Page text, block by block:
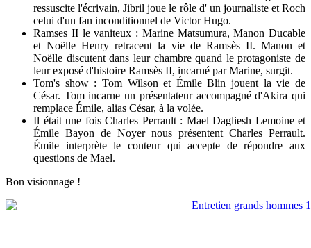
ressuscite l'écrivain, Jibril joue le rôle d' un journaliste et Roch
celui d'un fan inconditionnel de Victor Hugo.
Ramses II le vaniteux : Marine Matsumura, Manon Ducable
et Noëlle Henry retracent la vie de Ramsès II. Manon et
Noëlle discutent dans leur chambre quand le protagoniste de
leur exposé d'histoire Ramsès II, incarné par Marine, surgit.
Tom's show : Tom Wilson et Émile Blin jouent la vie de
César. Tom incarne un présentateur accompagné d'Akira qui
remplace Émile, alias César, à la volée.
Il était une fois Charles Perrault : Mael Dagliesh Lemoine et
Émile Bayon de Noyer nous présentent Charles Perrault.
Émile interprète le conteur qui accepte de répondre aux
questions de Mael.
Bon visionnage !